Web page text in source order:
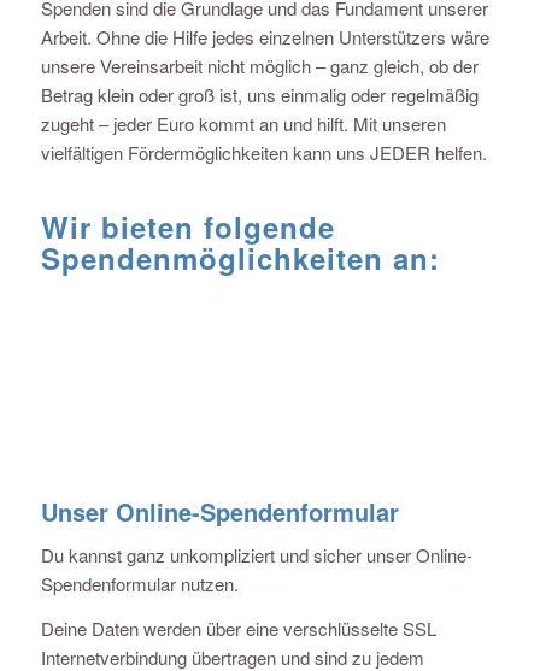
Spenden sind die Grundlage und das Fundament unserer
Arbeit. Ohne die Hilfe jedes einzelnen Unterstützers wäre
unsere Vereinsarbeit nicht möglich – ganz gleich, ob der
Betrag klein oder groß ist, uns einmalig oder regelmäßig
zugeht – jeder Euro kommt an und hilft. Mit unseren
vielfältigen Fördermöglichkeiten kann uns JEDER helfen.
Wir bieten folgende
Spendenmöglichkeiten an:
Unser Online-Spendenformular
Du kannst ganz unkompliziert und sicher unser Online-
Spendenformular nutzen.
Deine Daten werden über eine verschlüsselte SSL
Internetverbindung übertragen und sind zu jedem